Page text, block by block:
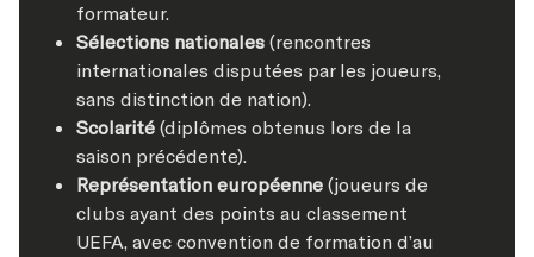
formateur.
Sélections nationales (rencontres
internationales disputées par les joueurs,
sans distinction de nation).
Scolarité (diplômes obtenus lors de la
saison précédente).
Représentation européenne (joueurs de
clubs ayant des points au classement
UEFA, avec convention de formation d’au